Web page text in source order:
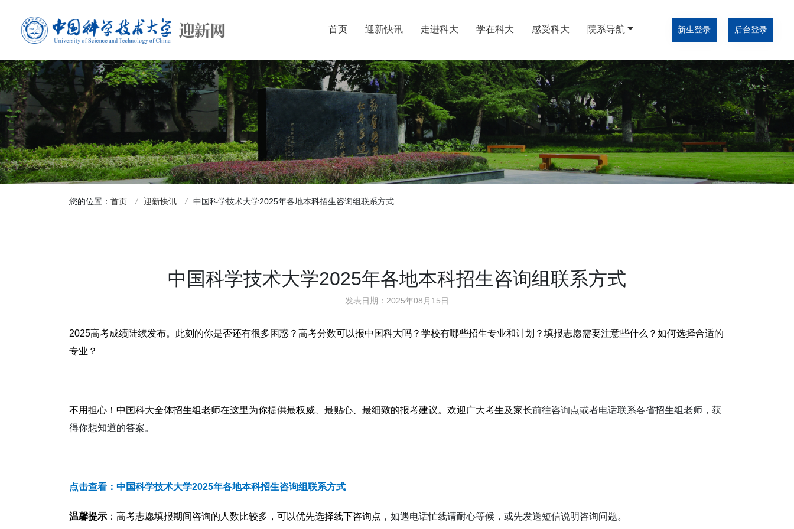
首页 迎新快讯 走进科大 学在科大 感受科大 院系导航 新生登录 后台登录
您的位置： 首页 / 迎新快讯 / 中国科学技术大学2025年各地本科招生咨询组联系方式
中国科学技术大学2025年各地本科招生咨询组联系方式
发表日期：2025年08月15日
2025高考成绩陆续发布。 此刻的你是否还有很多困惑？ 高考分数可以报中国科大吗？ 学校有哪些招生专业和计划？ 填报志愿需要注意些什么？ 如何选择合适的
专业？
不用担心！ 中国科大全体招生组老师在这里为你提供最权威、最贴心、最细致的报考建议。 欢迎广大考生及家长前往咨询点或者电话联系各省招生组老师，获
得你想知道的答案。
点击查看：中国科学技术大学2025年各地本科招生咨询组联系方式
温馨提示 ： 高考志愿填报期间咨询的人数比较多， 可以优先选择线下咨询点， 如遇电话忙线请耐心等候，或先发送短信说明咨询问题。